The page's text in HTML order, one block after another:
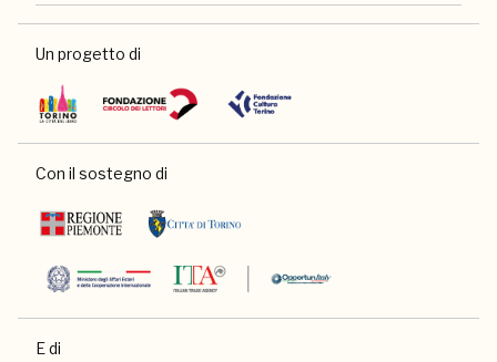
Un progetto di
Con il sostegno di
E di